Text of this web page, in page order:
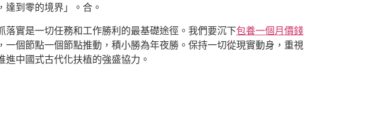
到零的境界」。合。
落實是一切任務和工作勝利的最基礎途徑。我們要沉下包養一個月價錢
個節點一個節點推動，積小勝為年夜勝。保持一切從現實動身，重視
中國式古代化扶植的強盛協力。